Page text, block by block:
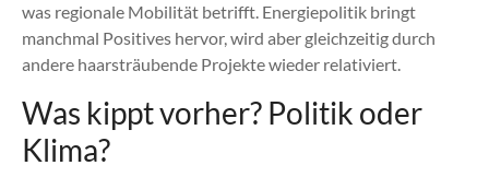
was regionale Mobilität betrifft. Energiepolitik bringt
manchmal Positives hervor, wird aber gleichzeitig durch
andere haarsträubende Projekte wieder relativiert.
Was kippt vorher? Politik oder
Klima?